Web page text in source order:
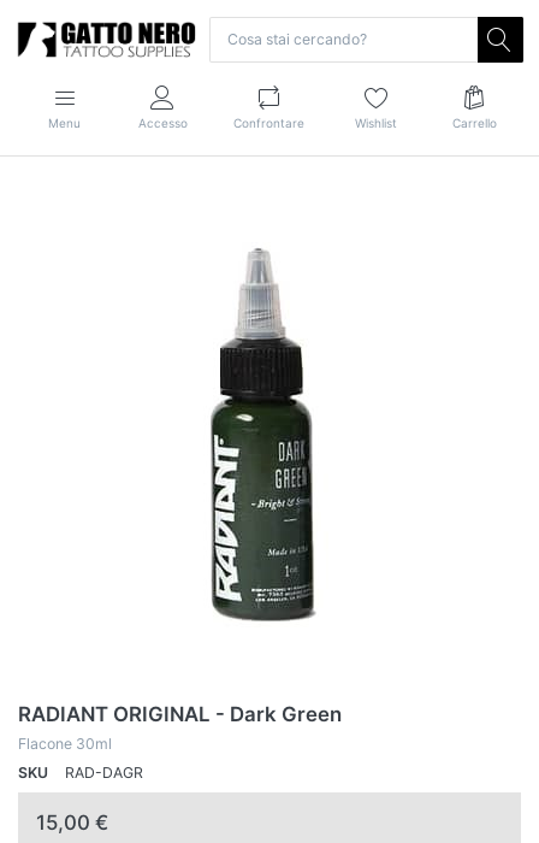
Menu Accesso Confrontare Wishlist Carrello
RADIANT ORIGINAL - Dark Green
Flacone 30ml
SKU
RAD-DAGR
15,00 €